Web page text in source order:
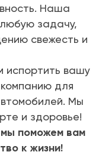
Наша
задачу,
свежесть и
испортить вашу
для
Мы
и здоровье!
поможем вам
к жизни!